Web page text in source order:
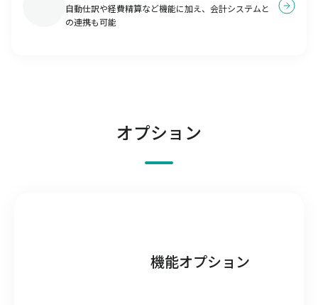
自動仕訳や経費精算など機能に加え、会計システムと
の連携も可能
オプション
機能オプション